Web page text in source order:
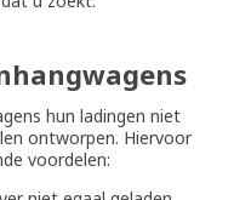
hun ladingen niet
ontworpen. Hiervoor
voordelen: